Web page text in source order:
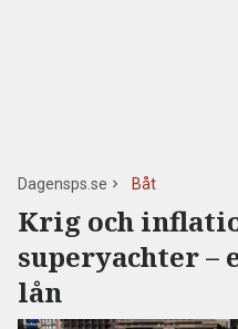
Dagensps.se Båt
Krig och
superyachter –
lån